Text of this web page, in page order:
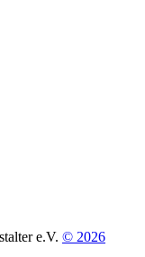
e.V. © 2026